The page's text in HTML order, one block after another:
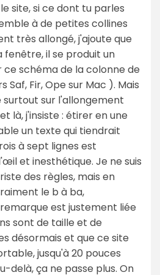
site, si ce dont tu parles
à de petites collines
très allongé, j'ajoute que
fenêtre, il se produit un
schéma de la colonne de
Saf, Fir, Ope sur Mac ). Mais
sur l'allongement
là, j'insiste : étirer en une
un texte qui tiendrait
à sept lignes est
et inesthétique. Je ne suis
des règles, mais en
le b à ba,
est justement liée
sont de taille et de
désormais et que ce site
jusqu'à 20 pouces
delà, ça ne passe plus. On